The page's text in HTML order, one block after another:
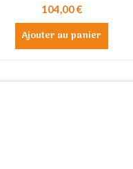
104,00 €
Ajouter au panier